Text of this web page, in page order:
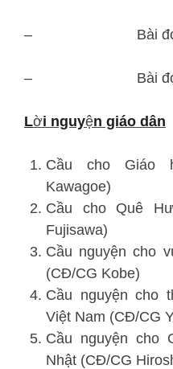
– Bài đọc 1:
– Bài đọc 2:
Lời nguyện giáo dân
Cầu cho Giáo
Kawagoe)
Cầu cho Quê
Fujisawa)
Cầu nguyện cho
(CĐ/CG Kobe)
Cầu nguyện cho
Việt Nam (CĐ/CG
Cầu nguyện cho
Nhật (CĐ/CG